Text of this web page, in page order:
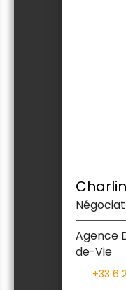
Agence
de-Vie
+33 6